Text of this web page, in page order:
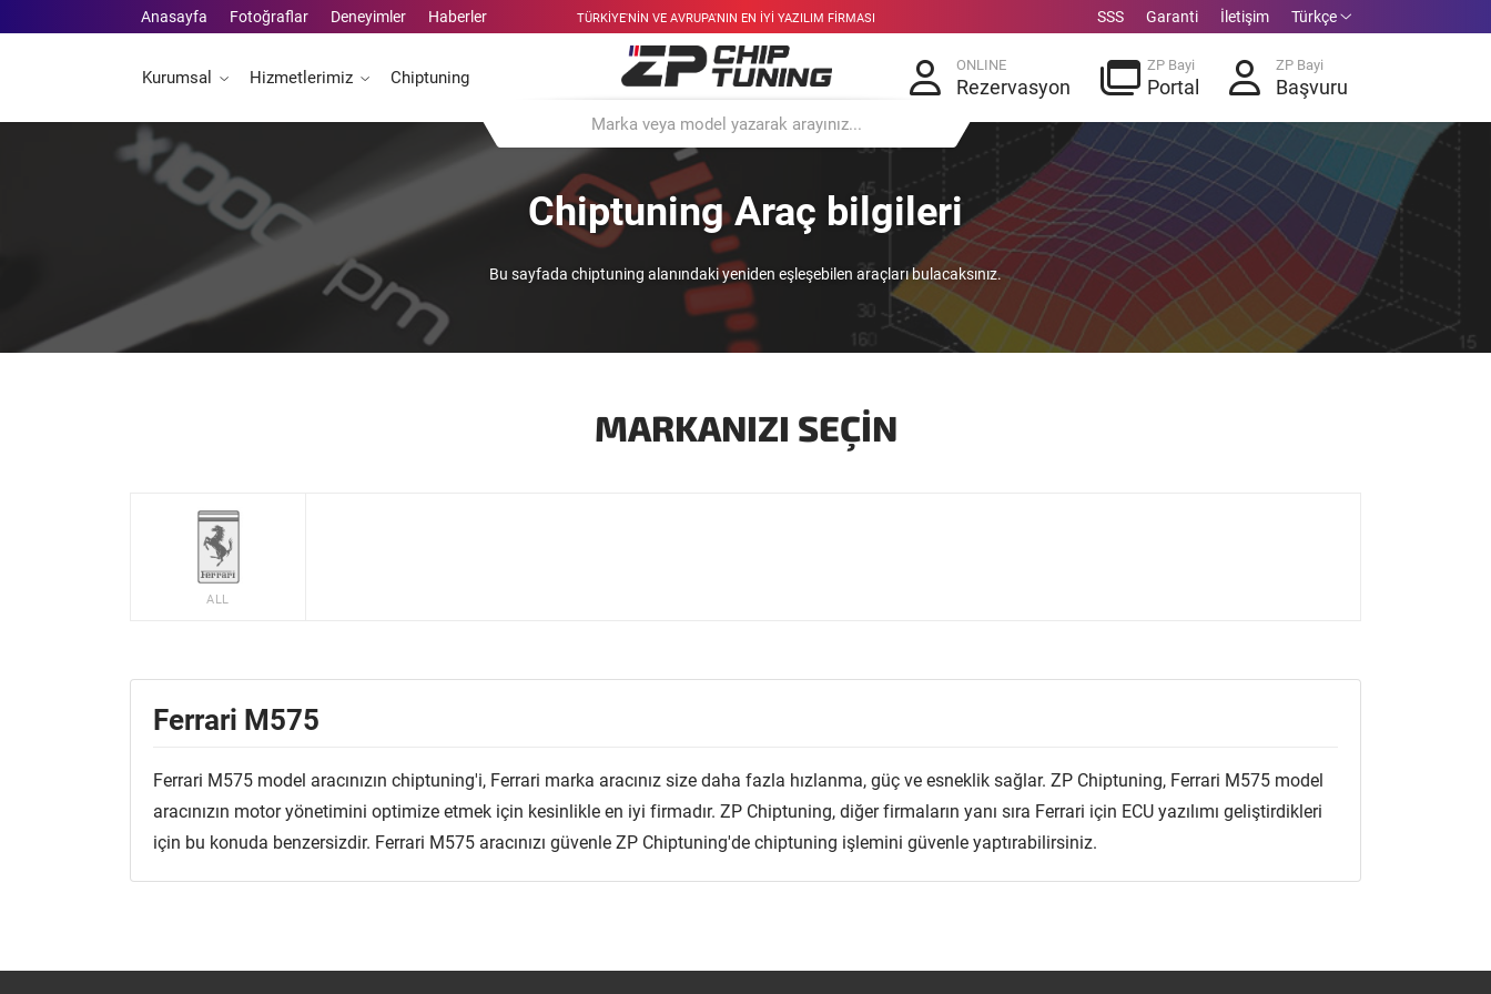
Anasayfa Fotoğraflar Deneyimler Haberler SSS Garanti İletişim Türkçe
Kurumsal Hizmetlerimiz Chiptuning
TÜRKIYE'NIN VE AVRUPA'NIN EN IYI YAZILIM FIRMASI
ONLINE
Rezervasyon
ZP Bayi
Portal
ZP Bayi
Başvuru
Chiptuning Araç bilgileri
Bu sayfada chiptuning alanındaki yeniden eşleşebilen araçları bulacaksınız.
MARKANIZI SEÇIN
ALL
Ferrari M575
Ferrari M575 model aracınızın chiptuning'i, Ferrari marka aracınız size daha fazla hızlanma, güç ve esneklik sağlar. ZP Chiptuning, Ferrari M575 model
aracınızın motor yönetimini optimize etmek için kesinlikle en iyi firmadır. ZP Chiptuning, diğer firmaların yanı sıra Ferrari için ECU yazılımı geliştirdikleri
için bu konuda benzersizdir. Ferrari M575 aracınızı güvenle ZP Chiptuning'de chiptuning işlemini güvenle yaptırabilirsiniz.